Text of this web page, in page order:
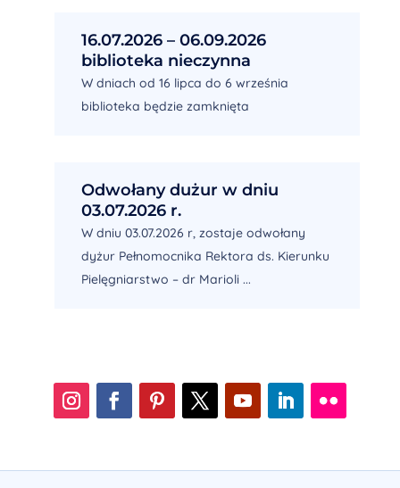
16.07.2026 – 06.09.2026
biblioteka nieczynna
W dniach od 16 lipca do 6 września
biblioteka będzie zamknięta
Odwołany dużur w dniu
03.07.2026 r.
W dniu 03.07.2026 r, zostaje odwołany
dyżur Pełnomocnika Rektora ds. Kierunku
Pielęgniarstwo – dr Marioli ...